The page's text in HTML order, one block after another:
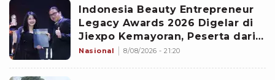
Indonesia Beauty Entrepreneur
Legacy Awards 2026 Digelar di
Jiexpo Kemayoran, Peserta dari
4 Negara Adu Karya PMU
Nasional 8/08/2026 - 21:20